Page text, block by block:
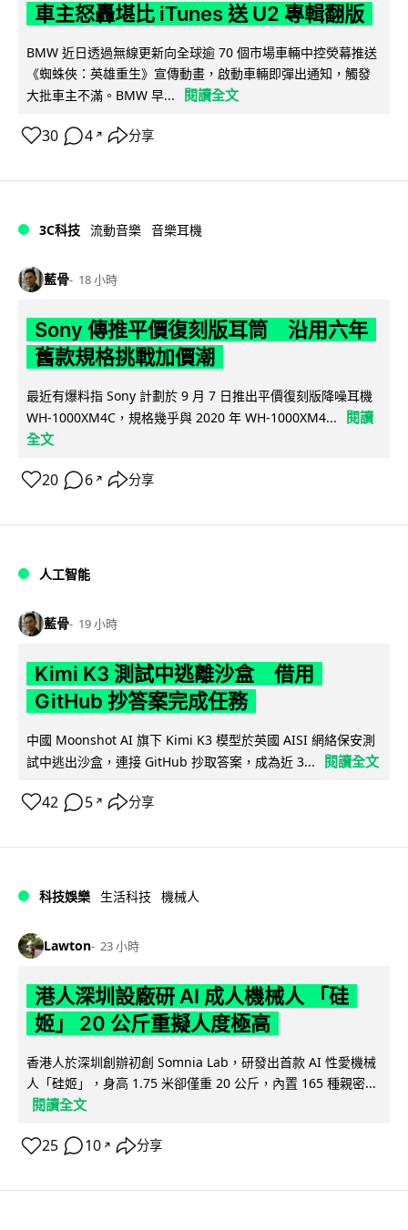
車主怒轟堪比 iTunes 送 U2 專輯翻版
BMW 近日透過無線更新向全球逾 70 個市場車輛中控熒幕推送
《蜘蛛俠：英雄重生》宣傳動畫，啟動車輛即彈出通知，觸發
大批車主不滿。BMW 早...
閱讀全文
30 4 ↗ 分享
3C科技 流動音樂 音樂耳機
藍骨 18 小時
Sony 傳推平價復刻版耳筒 沿用六年
舊款規格挑戰加價潮
最近有爆料指 Sony 計劃於 9 月 7 日推出平價復刻版降噪耳機
WH-1000XM4C，規格幾乎與 2020 年 WH-1000XM4...
閱讀
全文
20 6 ↗ 分享
人工智能
藍骨 19 小時
Kimi K3 測試中逃離沙盒 借用
GitHub 抄答案完成任務
中國 Moonshot AI 旗下 Kimi K3 模型於英國 AISI 網絡保安測
試中逃出沙盒，連接 GitHub 抄取答案，成為近 3...
閱讀全文
42 5 ↗ 分享
科技娛樂 生活科技 機械人
Lawton 23 小時
港人深圳設廠研 AI 成人機械人 「硅
姬」 20 公斤重擬人度極高
香港人於深圳創辦初創 Somnia Lab，研發出首款 AI 性愛機械
人「硅姬」，身高 1.75 米卻僅重 20 公斤，內置 165 種親密...
閱讀全文
25 10 ↗ 分享